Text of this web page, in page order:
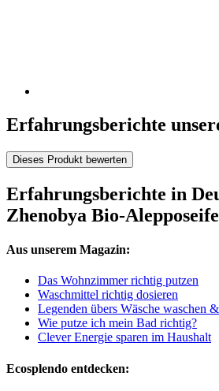
Erfahrungsberichte
Dieses Produkt bewerten
Erfahrungsberichte in
Zhenobya Bio-
Aus unserem Magazin:
Das Wohnzimmer richtig putzen
Waschmittel richtig dosieren
Legenden übers Wäsche waschen
Wie putze ich mein Bad richtig?
Clever Energie sparen im Haushalt
Ecosplendo entdecken: